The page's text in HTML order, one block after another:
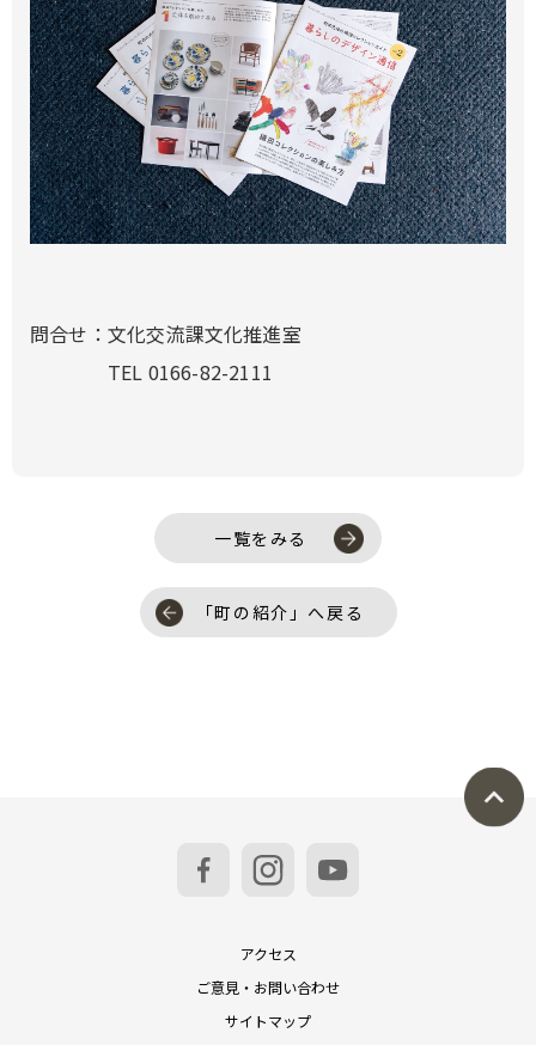
問合せ：文化交流課文化推進室
TEL 0166-82-2111
一覧をみる
「町の紹介」へ戻る
アクセス
ご意見・お問い合わせ
サイトマップ